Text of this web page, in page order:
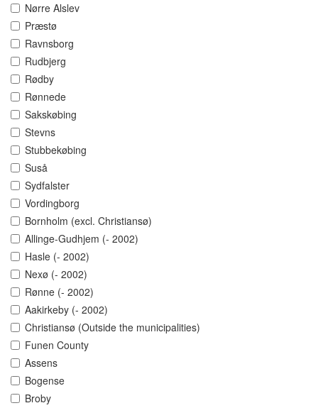
Nørre Alslev
Præstø
Ravnsborg
Rudbjerg
Rødby
Rønnede
Sakskøbing
Stevns
Stubbekøbing
Suså
Sydfalster
Vordingborg
Bornholm (excl. Christiansø)
Allinge-Gudhjem (- 2002)
Hasle (- 2002)
Nexø (- 2002)
Rønne (- 2002)
Aakirkeby (- 2002)
Christiansø (Outside the municipalities)
Funen County
Assens
Bogense
Broby